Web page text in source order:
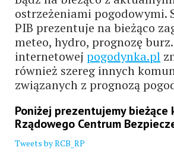
ostrzeżeniami pogodowymi.
PIB prezentuje na bieżąco
meteo, hydro, prognozę
internetowej pogodynka.pl
również szereg innych
związanych z prognozą
Poniżej prezentujemy bieżące
Rządowego Centrum
Tweets by RCB_RP